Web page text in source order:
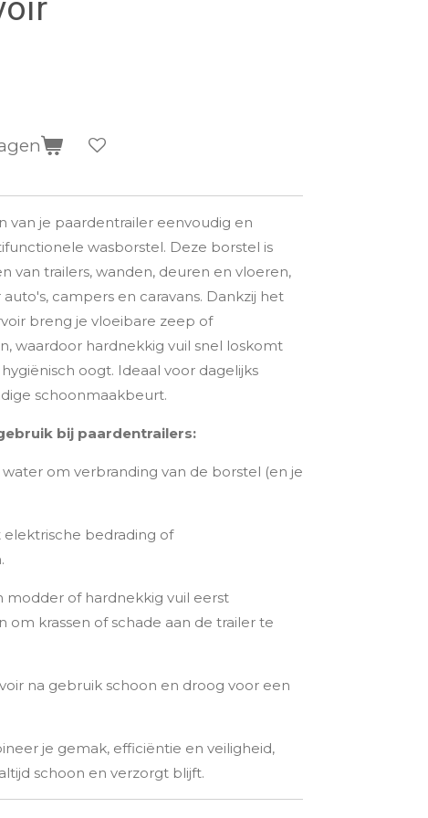
van je paardentrailer eenvoudig en
wasborstel. Deze borstel is
van trailers, wanden, deuren en vloeren,
campers en caravans. Dankzij het
breng je vloeibare zeep of
waardoor hardnekkig vuil snel loskomt
oogt. Ideaal voor dagelijks
schoonmaakbeurt.
bij paardentrailers:
om verbranding van de borstel (en je
bedrading of
modder of hardnekkig vuil eerst
om krassen of schade aan de trailer te
na gebruik schoon en droog voor een
je gemak, efficiëntie en veiligheid,
schoon en verzorgt blijft.